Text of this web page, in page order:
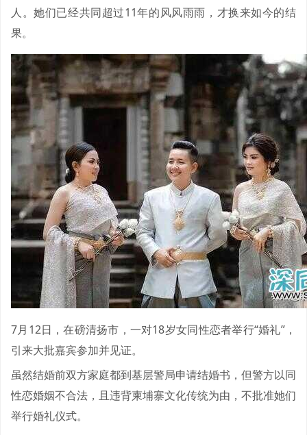
人。她们已经共同超过11年的风风雨雨，才换来如今的结
果。
7月12日，在磅清扬市，一对18岁女同性恋者举行“婚礼”，
引来大批嘉宾参加并见证。
虽然结婚前双方家庭都到基层警局申请结婚书，但警方以同
性恋婚姻不合法，且违背柬埔寨文化传统为由，不批准她们
举行婚礼仪式。